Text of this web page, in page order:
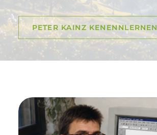
PETER KAINZ KENENNLERNEN